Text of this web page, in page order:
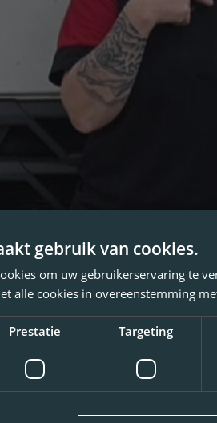
gebruik van cookies.
om uw gebruikerservaring te
alle cookies in overeenstemming
Prestatie Targeting